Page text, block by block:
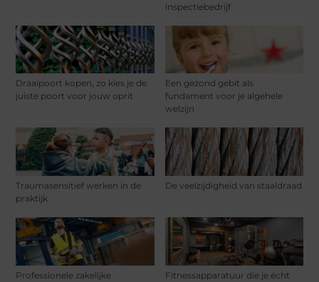
inspectiebedrijf
Draaipoort kopen, zo kies je de
juiste poort voor jouw oprit
Een gezond gebit als
fundament voor je algehele
welzijn
Traumasensitief werken in de
praktijk
De veelzijdigheid van staaldraad
Professionele zakelijke
Fitnessapparatuur die je écht